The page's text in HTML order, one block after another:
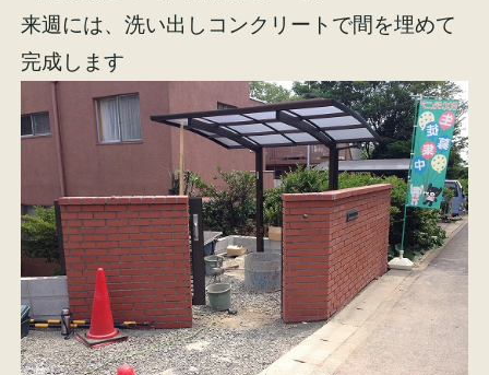
来週には、洗い出しコンクリートで間を埋めて
完成します